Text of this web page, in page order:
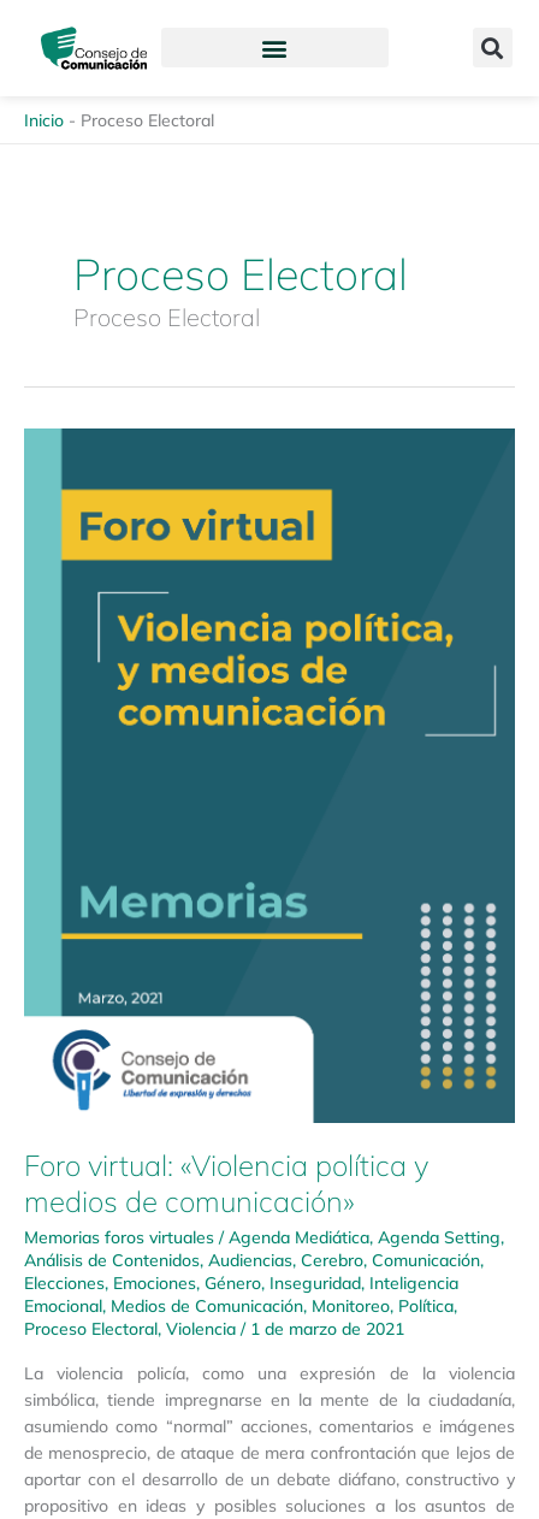
contenido
Inicio - Proceso Electoral
Proceso Electoral
Proceso Electoral
Foro virtual: «Violencia política y
medios de comunicación»
Memorias foros virtuales /Agenda Mediática, Agenda Setting,
Análisis de Contenidos, Audiencias, Cerebro, Comunicación,
Elecciones, Emociones, Género, Inseguridad, Inteligencia
Emocional, Medios de Comunicación, Monitoreo, Política,
Proceso Electoral, Violencia / 1 de marzo de 2021
La violencia policía, como una expresión de la violencia
simbólica, tiende impregnarse en la mente de la ciudadanía,
asumiendo como “normal” acciones, comentarios e imágenes
de menosprecio, de ataque de mera confrontación que lejos de
aportar con el desarrollo de un debate diáfano, constructivo y
propositivo en ideas y posibles soluciones a los asuntos de
«Violencia
comunicación»